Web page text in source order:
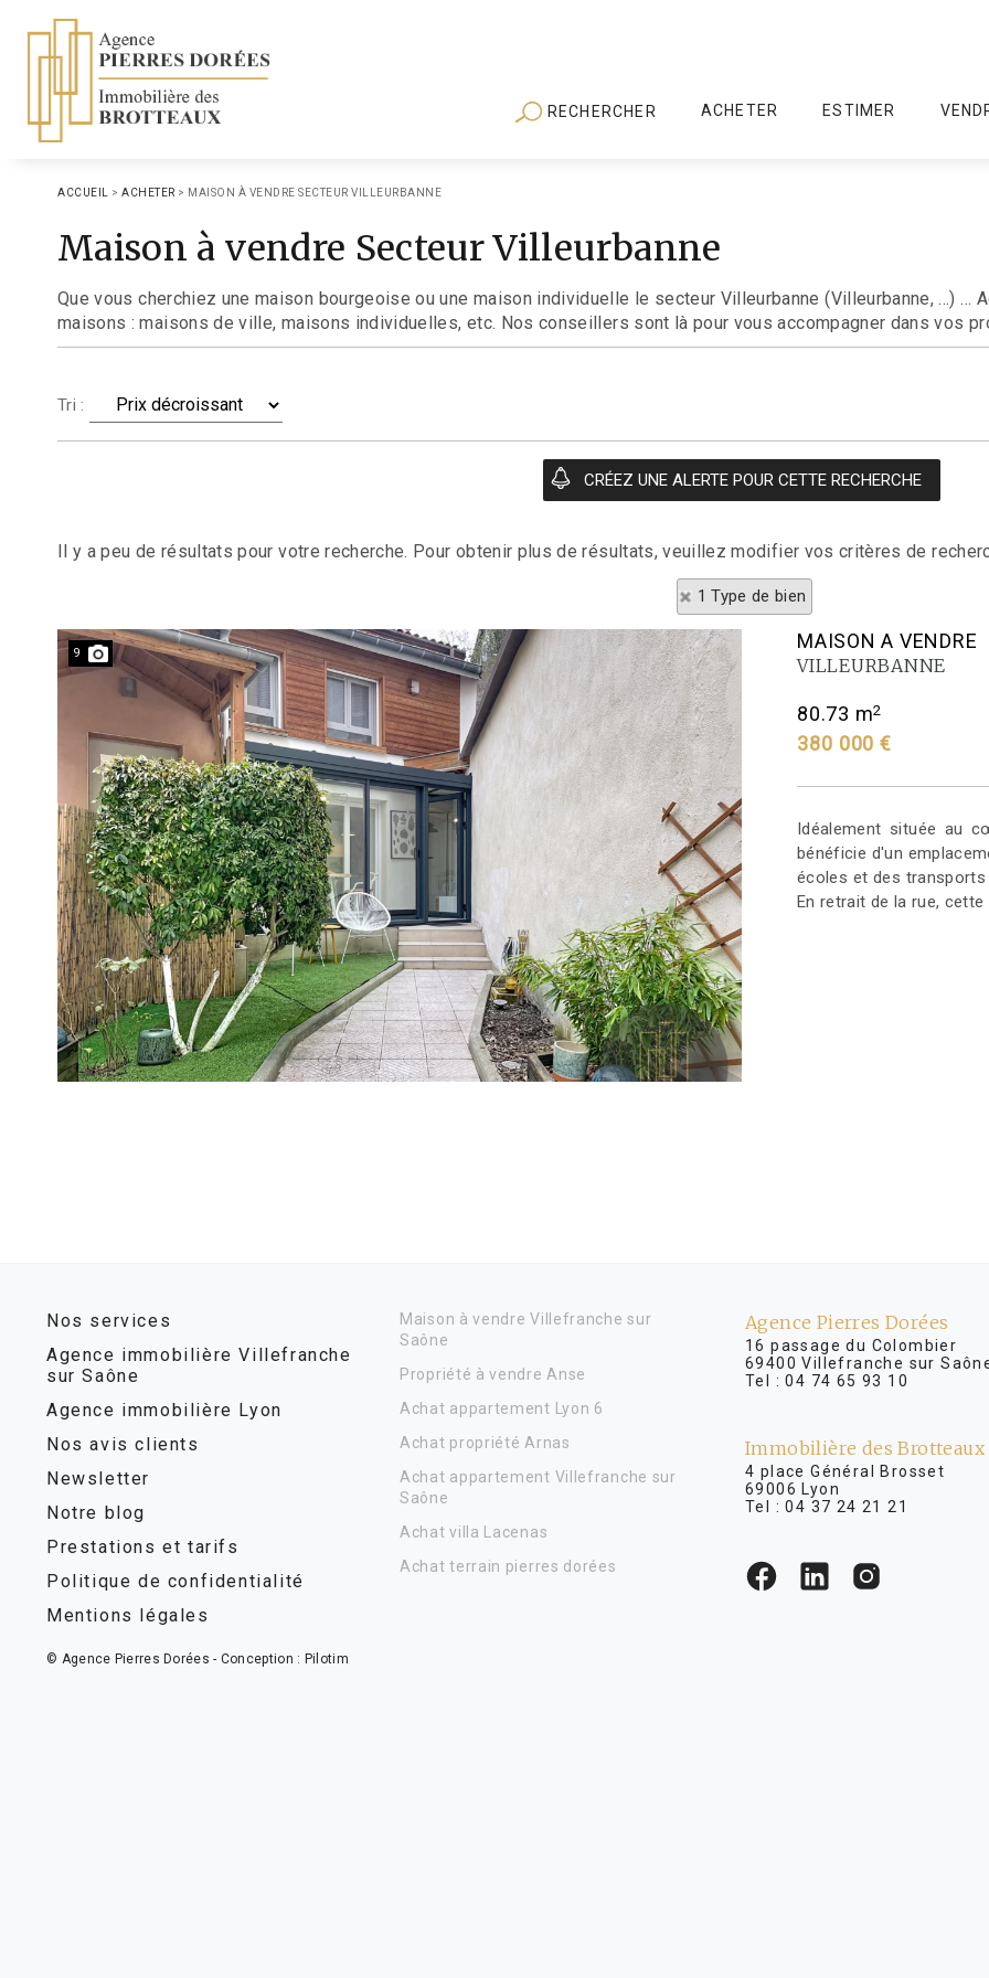
RECHERCHER ACHETER ESTIMER
ACCUEIL > ACHETER > MAISON À VENDRE SECTEUR VILLEURBANNE
Maison à vendre Secteur Villeurbanne
Que vous cherchiez une maison bourgeoise ou une maison individuelle le secteur Villeurbanne (Villeurbanne, ...)
maisons : maisons de ville, maisons individuelles, etc. Nos conseillers sont là pour vous accompagner dans vos
Tri :
Il y a peu de résultats pour votre recherche. Pour obtenir plus de résultats, veuillez modifier vos critères de
1 Type de bien
9
MAISON A VENDRE
VILLEURBANNE
80.73 m2
380 000 €
Idéalement située au
bénéficie d'un
écoles et des
En retrait de la rue, cette
Nos services
Agence immobilière Villefranche
sur Saône
Agence immobilière Lyon
Nos avis clients
Newsletter
Notre blog
Prestations et tarifs
Politique de confidentialité
Mentions légales
Maison à vendre Villefranche sur
Saône
Propriété à vendre Anse
Achat appartement Lyon 6
Achat propriété Arnas
Achat appartement Villefranche sur
Saône
Achat villa Lacenas
Achat terrain pierres dorées
Agence Pierres Dorées
16 passage du Colombier
69400 Villefranche sur
Tel :04 74 65 93 10
Immobilière des Brotteaux
4 place Général
69006 Lyon
Tel :04 37 24 21 21
© Agence Pierres Dorées - Conception : Pilotim